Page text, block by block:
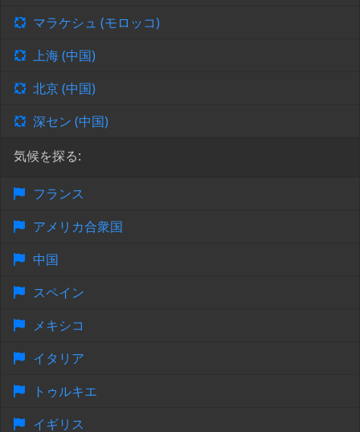
マラケシュ (モロッコ)
上海 (中国)
北京 (中国)
深セン (中国)
気候を探る:
フランス
アメリカ合衆国
中国
スペイン
メキシコ
イタリア
トゥルキエ
イギリス